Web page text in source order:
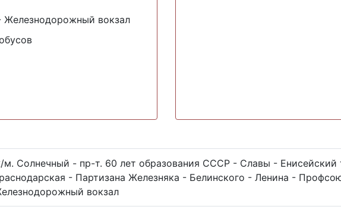
вокзал
м. Солнечный - пр-т. 60 лет образования СССР - Славы -
- Партизана Железняка - Белинского - Ленина -
вокзал